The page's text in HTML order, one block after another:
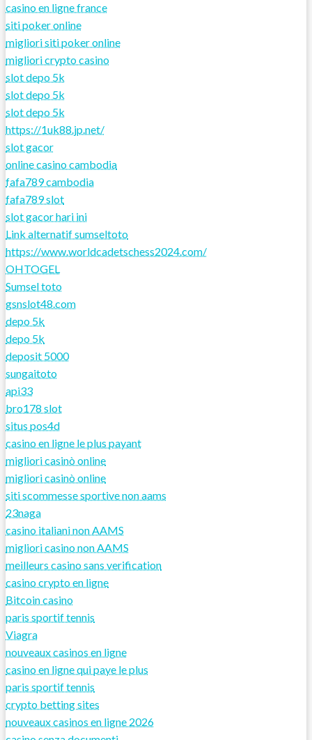
casino en ligne france
siti poker online
migliori siti poker online
migliori crypto casino
slot depo 5k
slot depo 5k
slot depo 5k
https://1uk88.jp.net/
slot gacor
online casino cambodia
fafa789 cambodia
fafa789 slot
slot gacor hari ini
Link alternatif sumseltoto
https://www.worldcadetschess2024.com/
OHTOGEL
Sumsel toto
gsnslot48.com
depo 5k
depo 5k
deposit 5000
sungaitoto
api33
bro178 slot
situs pos4d
casino en ligne le plus payant
migliori casinò online
migliori casinò online
siti scommesse sportive non aams
23naga
casino italiani non AAMS
migliori casino non AAMS
meilleurs casino sans verification
casino crypto en ligne
Bitcoin casino
paris sportif tennis
Viagra
nouveaux casinos en ligne
casino en ligne qui paye le plus
paris sportif tennis
crypto betting sites
nouveaux casinos en ligne 2026